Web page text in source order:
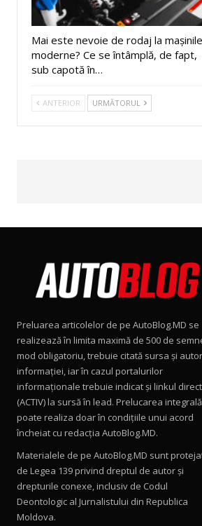
Mai este nevoie de rodaj la mașinile
moderne? Ce se întâmplă, de fapt,
sub capotă în…
ANTERIOR URMĂTORUL
Preluarea articolelor de pe AutoBlog.MD se
realizează în limita maximă de 500 de
mod obligatoriu, trebuie citată sursa și
informației, iar în cazul portalurilor
informaționale trebuie indicat și linkul direct
(ACTIV) la sursă în lead. Prelucarea
poate realiza doar în condițiile unui acord
încheiat cu redacţia AutoBlog.MD.
Materialele de pe AutoBlog.MD sunt
de Legea 139 privind dreptul de autor și
drepturile conexe, inclusiv de Codul
Deontologic al Jurnalistului din Republica
Moldova.